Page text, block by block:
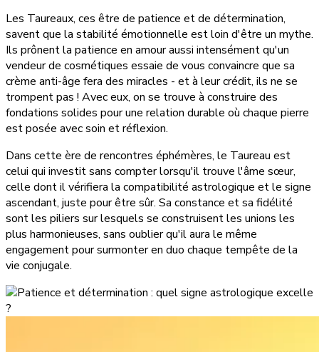
Les Taureaux, ces être de patience et de détermination,
savent que la stabilité émotionnelle est loin d'être un mythe.
Ils prônent la patience en amour aussi intensément qu'un
vendeur de cosmétiques essaie de vous convaincre que sa
crème anti-âge fera des miracles - et à leur crédit, ils ne se
trompent pas ! Avec eux, on se trouve à construire des
fondations solides pour une relation durable où chaque pierre
est posée avec soin et réflexion.
Dans cette ère de rencontres éphémères, le Taureau est
celui qui investit sans compter lorsqu'il trouve l'âme sœur,
celle dont il vérifiera la compatibilité astrologique et le signe
ascendant, juste pour être sûr. Sa constance et sa fidélité
sont les piliers sur lesquels se construisent les unions les
plus harmonieuses, sans oublier qu'il aura le même
engagement pour surmonter en duo chaque tempête de la
vie conjugale.